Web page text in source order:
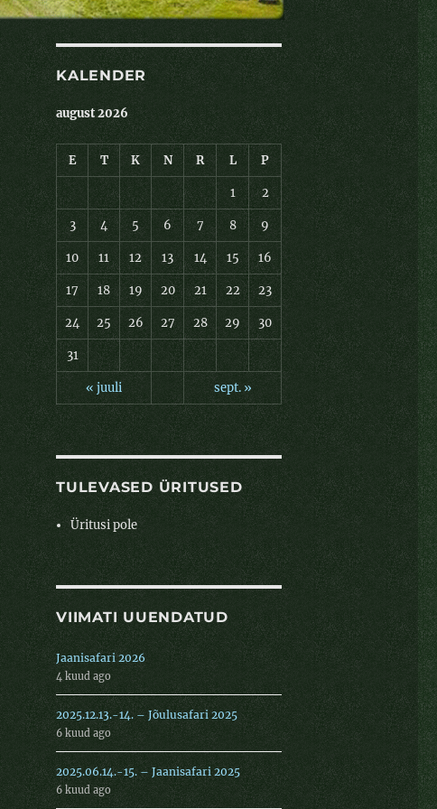
KALENDER
august 2026
E T K N R L P
1 2
3 4 5 6 7 8 9
10 11 12 13 14 15 16
17 18 19 20 21 22 23
24 25 26 27 28 29 30
31
« juuli sept. »
TULEVASED ÜRITUSED
Üritusi pole
VIIMATI UUENDATUD
Jaanisafari 2026
4 kuud ago
2025.12.13.-14. – Jõulusafari 2025
6 kuud ago
2025.06.14.-15. – Jaanisafari 2025
6 kuud ago